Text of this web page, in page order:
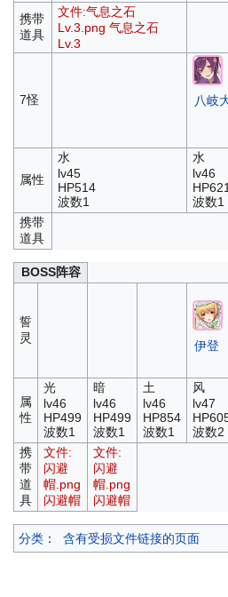
携带
道具
文件:气息之石
Lv.3.png 气息之石
Lv.3
7怪 八岐
属性
水
lv45
HP514
波数1
水
lv46
波数1
携带
道具
BOSS阵容
誓
灵
伊登
属
性
光
lv46
HP499
波数1
暗
lv46
HP499
波数1
土
lv46
HP854
波数1
风
lv47
波数2
携
带
道
具
文件:
闪避
帽.png
闪避帽
文件:
闪避
帽.png
闪避帽
分类 ： 含有受损文件链接的页面